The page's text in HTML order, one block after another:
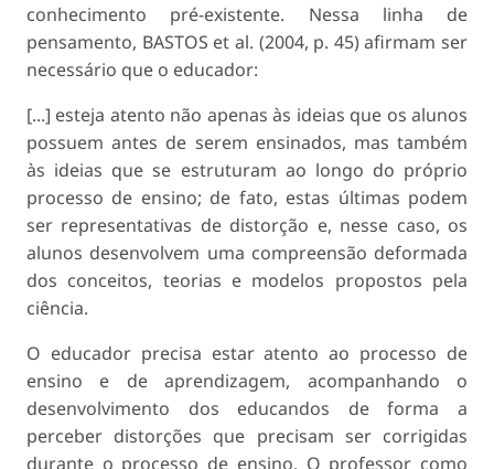
conhecimento pré-existente. Nessa linha de
pensamento, BASTOS et al. (2004, p. 45) afirmam ser
necessário que o educador:
[...] esteja atento não apenas às ideias que os alunos
possuem antes de serem ensinados, mas também
às ideias que se estruturam ao longo do próprio
processo de ensino; de fato, estas últimas podem
ser representativas de distorção e, nesse caso, os
alunos desenvolvem uma compreensão deformada
dos conceitos, teorias e modelos propostos pela
ciência.
O educador precisa estar atento ao processo de
ensino e de aprendizagem, acompanhando o
desenvolvimento dos educandos de forma a
perceber distorções que precisam ser corrigidas
durante o processo de ensino. O professor como